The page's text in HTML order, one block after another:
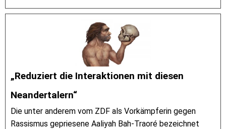
„Reduziert die Interaktionen mit diesen
Neandertalern“
Die unter anderem vom ZDF als Vorkämpferin gegen
Rassismus gepriesene Aaliyah Bah-Traoré bezeichnet